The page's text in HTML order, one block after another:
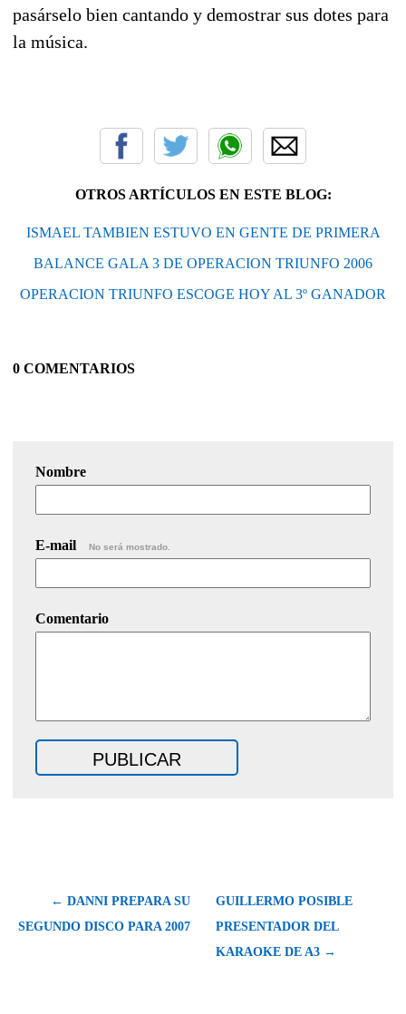
pasárselo bien cantando y demostrar sus dotes para
la música.
OTROS ARTÍCULOS EN ESTE BLOG:
ISMAEL TAMBIEN ESTUVO EN GENTE DE PRIMERA
BALANCE GALA 3 DE OPERACION TRIUNFO 2006
OPERACION TRIUNFO ESCOGE HOY AL 3º GANADOR
0 COMENTARIOS
Nombre
E-mail No será mostrado.
Comentario
← DANNI PREPARA SU
SEGUNDO DISCO PARA 2007
GUILLERMO POSIBLE
PRESENTADOR DEL
KARAOKE DE A3 →